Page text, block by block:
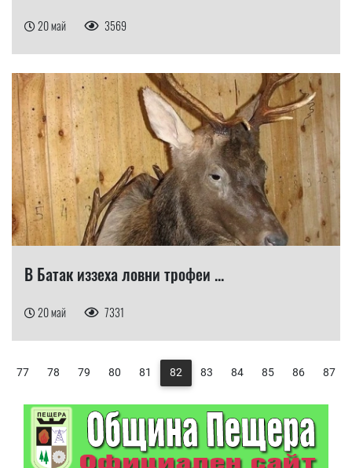
20 май 3569
В Батак иззеха ловни трофеи ...
20 май 7331
77 78 79 80 81 82 83 84 85 86 87